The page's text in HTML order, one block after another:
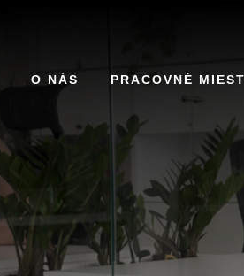
O NÁS PRACOVNÉ